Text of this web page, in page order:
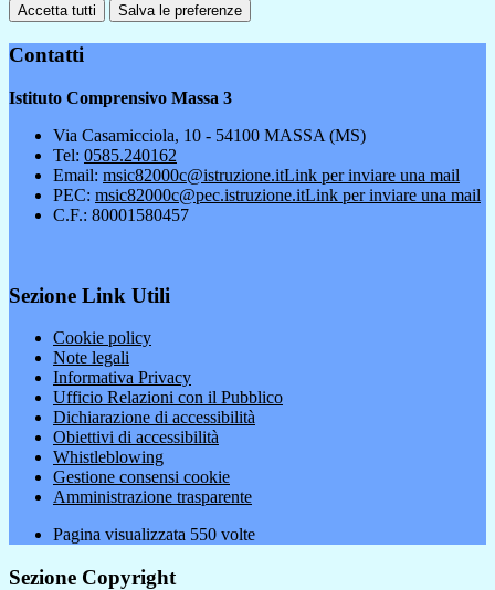
Accetta tutti Salva le preferenze
Contatti
Istituto Comprensivo Massa 3
Via Casamicciola, 10 - 54100 MASSA (MS)
Tel: 0585.240162
Email: msic82000c@istruzione.itLink per inviare una mail
PEC: msic82000c@pec.istruzione.itLink per inviare una mail
C.F.: 80001580457
Sezione Link Utili
Cookie policy
Note legali
Informativa Privacy
Ufficio Relazioni con il Pubblico
Dichiarazione di accessibilità
Obiettivi di accessibilità
Whistleblowing
Gestione consensi cookie
Amministrazione trasparente
Pagina visualizzata 550 volte
Sezione Copyright